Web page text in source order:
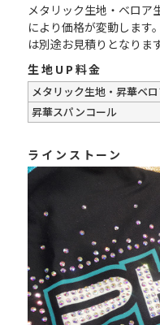
メタリック生地・ベロア
により価格が変動します
は別途お見積りとなります
生地UP料金
メタリック生地・昇華ベ
昇華スパンコール
ラインストーン